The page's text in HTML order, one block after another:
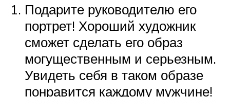
Подарите руководителю его
портрет! Хороший художник
сможет сделать его образ
могущественным и серьезным.
Увидеть себя в таком образе
понравится каждому мужчине!